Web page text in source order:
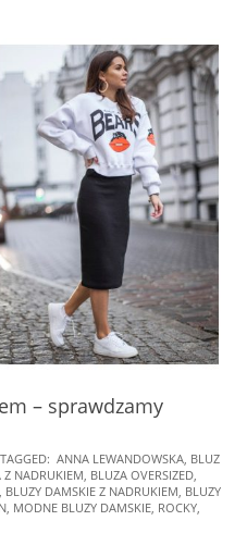
– sprawdzamy
TAGGED: ANNA LEWANDOWSKA, BLUZ
Z NADRUKIEM, BLUZA OVERSIZED,
, BLUZY DAMSKIE Z NADRUKIEM, BLUZY
, MODNE BLUZY DAMSKIE, ROCKY,